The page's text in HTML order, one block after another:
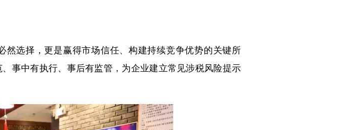
选择，更是赢得市场信任、构建持续竞争优势的关键所
事中有执行、事后有监管，为企业建立常见涉税风险提示